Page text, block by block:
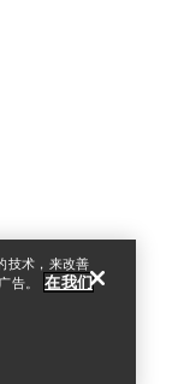
技术，来改善
告。
在我们